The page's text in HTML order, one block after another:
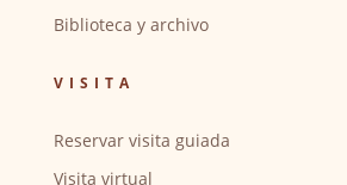
Biblioteca y archivo
VISITA
Reservar visita guiada
Visita virtual